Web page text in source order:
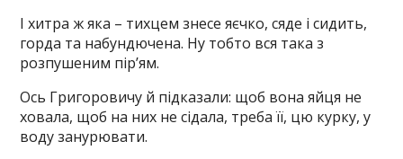
І хитра ж яка – тихцем знесе яєчко, сяде і сидить,
горда та набундючена. Ну тобто вся така з
розпушеним пір’ям.
Ось Григоровичу й підказали: щоб вона яйця не
ховала, щоб на них не сідала, треба її, цю курку, у
воду занурювати.